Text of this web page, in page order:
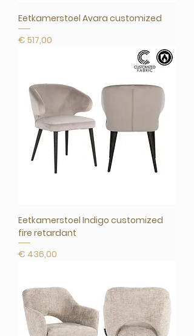
Eetkamerstoel Avara customized
Prijs
€ 517,00
Eetkamerstoel Indigo customized
fire retardant
Prijs
€ 436,00